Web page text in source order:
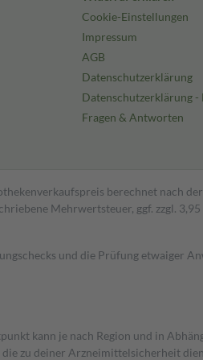
Cookie-Einstellungen
Impressum
AGB
Datenschutzerklärung
Datenschutzerklärung
Fragen & Antworten
berechnet nach der
Mehrwertsteuer, ggf. zzgl.
und die Prüfung etwaiger
kann je nach Region und in
zu deiner Arzneimittelsicherheit